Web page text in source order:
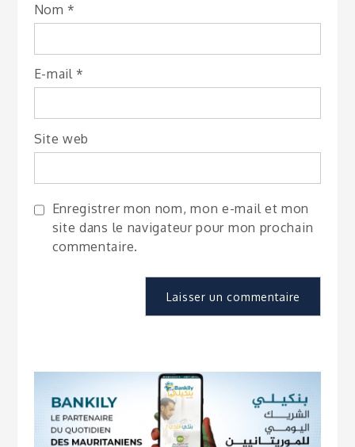
Nom *
E-mail *
Site web
Enregistrer mon nom, mon e-mail et mon
site dans le navigateur pour mon prochain
commentaire.